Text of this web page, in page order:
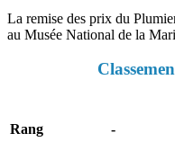
La remise des prix du
au Musée National de la
Rang -